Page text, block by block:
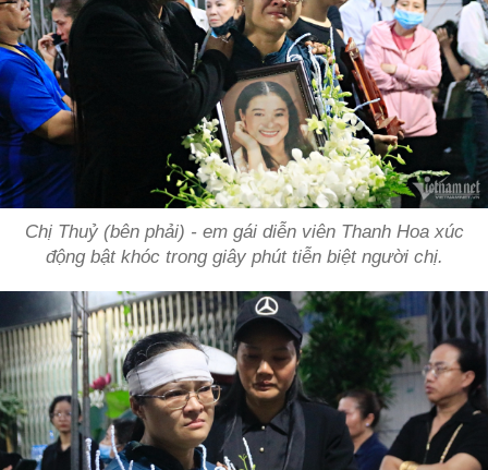
Chị Thuỷ (bên phải) - em gái diễn viên Thanh Hoa xúc
động bật khóc trong giây phút tiễn biệt người chị.